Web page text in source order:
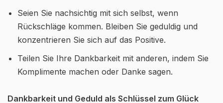
Seien Sie nachsichtig mit sich selbst, wenn
Rückschläge kommen. Bleiben Sie geduldig und
konzentrieren Sie sich auf das Positive.
Teilen Sie Ihre Dankbarkeit mit anderen, indem Sie
Komplimente machen oder Danke sagen.
Dankbarkeit und Geduld als Schlüssel zum Glück